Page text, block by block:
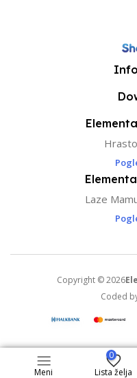
Meni
0
Lista želja
Laze
Copyright © 2026
Coded